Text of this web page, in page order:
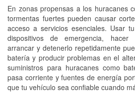
En zonas propensas a los huracanes
tormentas fuertes pueden causar
acceso a servicios esenciales. Usar
dispositivos de emergencia, hacer
arrancar y detenerlo repetidamente
batería y producir problemas en el
suministros para huracanes como
pasa corriente y fuentes de energía
que tu vehículo sea confiable cuando
freno
Mangueras hidráulicas
Hurricane Supplies
Conoce más